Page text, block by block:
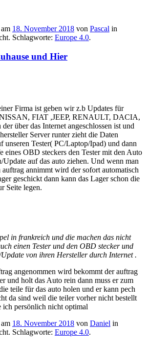
18. November 2018 von Pascal in
Schlagworte: Europe 4.0.
und Hier
Firma ist geben wir z.b Updates für
FIAT ,JEEP, RENAULT, DACIA,
der über das Internet angeschlossen ist und
Server runter zieht die Daten
unseren Tester( PC/Laptop/Ipad) und dann
eines OBD steckers den Tester mit den Auto
auf das auto ziehen. Und wenn man
annimmt wird der sofort automatisch
geschickt dann kann das Lager schon die
Seite legen.
in frankreich und die machen das nicht
einen Tester und den OBD stecker und
von ihren Hersteller durch Internet .
angenommen wird bekommt der auftrag
und holt das Auto rein dann muss er zum
teile für das auto holen und er kann pech
da sind weil die teiler vorher nicht bestellt
ich persönlich nicht optimal
18. November 2018 von Daniel in
Schlagworte: Europe 4.0.